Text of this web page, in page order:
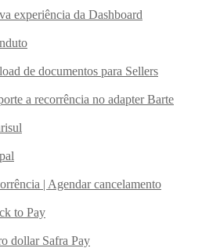
experiência da Dashboard
de documentos para Sellers
a recorrência no adapter Barte
| Agendar cancelamento
to Pay
dollar Safra Pay